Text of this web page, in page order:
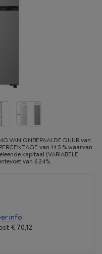
VAN ONBEPAALDE DUUR van
van 14,5 % waarvan
kapitaal (VARIABELE
van 6,24%.
info
€ 70,12